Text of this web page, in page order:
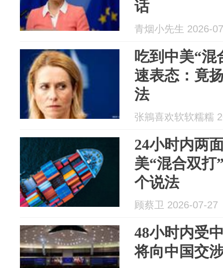
话
青烟小先生 2026-
吃到中美“混
速表态：竟
法
张鴘喜欢软软糯糯
24小时内两
美“混合双打
个说法
顾蔡卫 2026-07-27
48小时内受
将向中国交